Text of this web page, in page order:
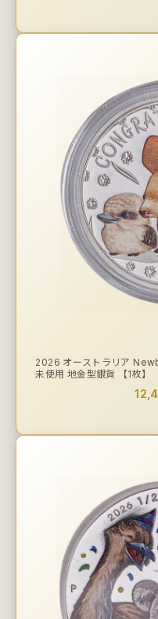
2026 オーストラリア
未使用 地金型銀貨 【1枚】